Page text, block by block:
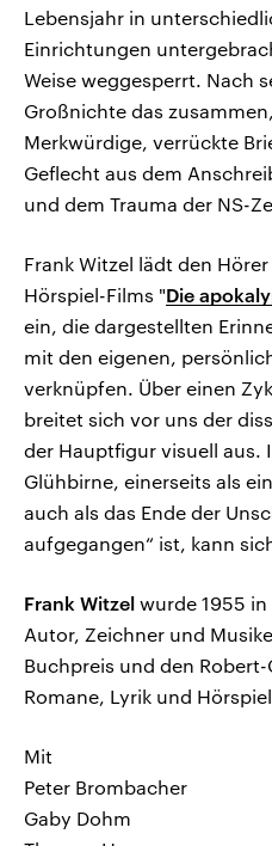
Lebensjahr in
Einrichtungen
Weise weggesperrt. Nach
Großnichte das
Merkwürdige, verrückte
Geflecht aus dem
und dem Trauma der NS-
Frank Witzel lädt den
Hörspiel-Films "Die
ein, die dargestellten
mit den eigenen,
verknüpfen. Über einen
breitet sich vor uns der
der Hauptfigur visuell aus.
Glühbirne, einerseits als
auch als das Ende der
aufgegangen“ ist, kann
Frank Witzel wurde 1955
Autor, Zeichner und
Buchpreis und den
Romane, Lyrik und
Mit
Peter Brombacher
Gaby Dohm